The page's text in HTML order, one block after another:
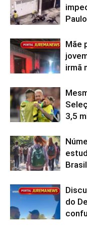
Paulo
Mãe
irmã
3,5
do